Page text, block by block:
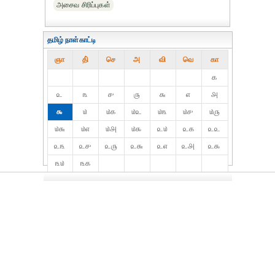
அசைவ சிரிப்புகள்
தமிழ் நாள்காட்டி
ஞா தி் செ அ வி வெ கா
௧
௨
௩ ௪ ௫ ௬ ௭
௮
௯
௰ ௰௧ ௰௨ ௰௩ ௰௪
௰௫
௰௬
௰௭ ௰௮ ௰௯ ௨௰ ௨௧
௨௨
௨௩
௨௪ ௨௫ ௨௬ ௨௭ ௨௮
௨௯
௩௰
௩௧